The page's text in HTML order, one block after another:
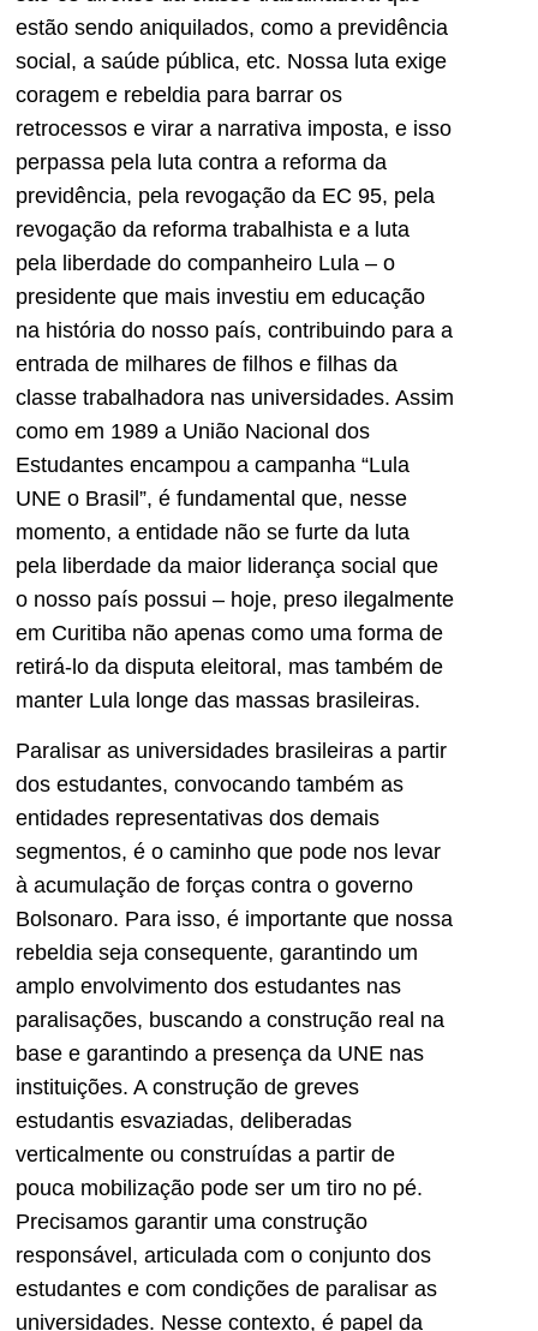
estão sendo aniquilados, como a previdência
social, a saúde pública, etc. Nossa luta exige
coragem e rebeldia para barrar os
retrocessos e virar a narrativa imposta, e isso
perpassa pela luta contra a reforma da
previdência, pela revogação da EC 95, pela
revogação da reforma trabalhista e a luta
pela liberdade do companheiro Lula – o
presidente que mais investiu em educação
na história do nosso país, contribuindo para a
entrada de milhares de filhos e filhas da
classe trabalhadora nas universidades. Assim
como em 1989 a União Nacional dos
Estudantes encampou a campanha “Lula
UNE o Brasil”, é fundamental que, nesse
momento, a entidade não se furte da luta
pela liberdade da maior liderança social que
o nosso país possui – hoje, preso ilegalmente
em Curitiba não apenas como uma forma de
retirá-lo da disputa eleitoral, mas também de
manter Lula longe das massas brasileiras.
Paralisar as universidades brasileiras a partir
dos estudantes, convocando também as
entidades representativas dos demais
segmentos, é o caminho que pode nos levar
à acumulação de forças contra o governo
Bolsonaro. Para isso, é importante que nossa
rebeldia seja consequente, garantindo um
amplo envolvimento dos estudantes nas
paralisações, buscando a construção real na
base e garantindo a presença da UNE nas
instituições. A construção de greves
estudantis esvaziadas, deliberadas
verticalmente ou construídas a partir de
pouca mobilização pode ser um tiro no pé.
Precisamos garantir uma construção
responsável, articulada com o conjunto dos
estudantes e com condições de paralisar as
universidades. Nesse contexto, é papel da